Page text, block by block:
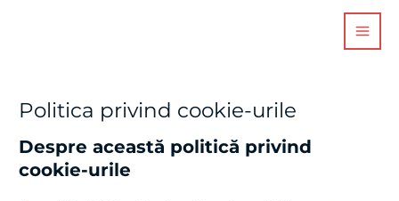
Politica privind cookie-urile
Despre această politică privind
cookie-urile